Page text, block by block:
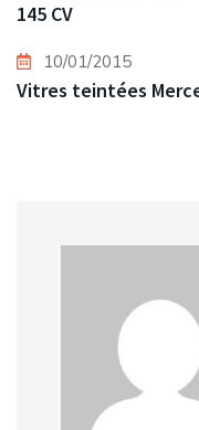
145 CV
10/01/2015
Vitres teintées